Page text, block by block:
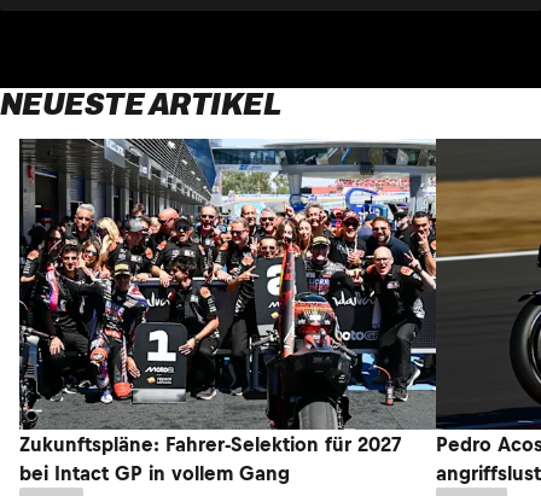
NEUESTE ARTIKEL
Zukunftspläne: Fahrer-Selektion für 2027
bei Intact GP in vollem Gang
Pedro